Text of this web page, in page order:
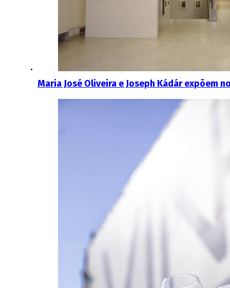
Maria José Oliveira e Joseph Kádár expõem